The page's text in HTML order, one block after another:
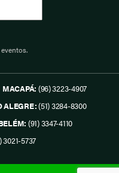
MACAPÁ: (96) 3223-4907
ALEGRE:(51) 3284-8300
(91) 3347-4110
3021-5737